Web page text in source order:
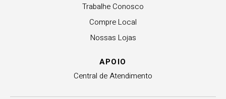
Trabalhe Conosco
Compre Local
Nossas Lojas
APOIO
Central de Atendimento